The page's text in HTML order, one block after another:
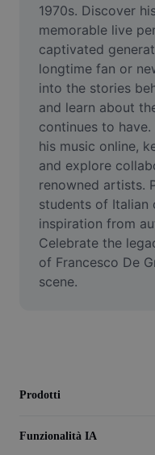
AI Inpainting
Face Cutout
Video
Rimuovi sfondo video
Miglioramento
Editor video
Taglia video
Aggiungi sottotitoli
1970s. Discover
memorable live
captivated
longtime fan or
into the stories
and learn about
continues to
his music online,
and explore
renowned artists.
students of Italian
inspiration from
Celebrate the
of Francesco De
scene.
Prodotti
Funzionalità IA